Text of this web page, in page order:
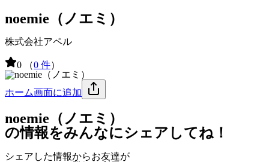
noemie（ノエミ）
株式会社アペル
0 （0 件）
ホーム画面に追加
noemie（ノエミ）
の情報をみんなにシェアしてね！
シェアした情報からお友達が